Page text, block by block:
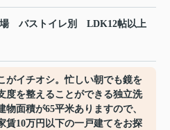
バストイレ別 LDK12帖以上
がイチオシ。忙しい朝でも鏡を
度を整えることができる独立洗
物面積が65平米ありますので、
賃10万円以下の一戸建てをお探